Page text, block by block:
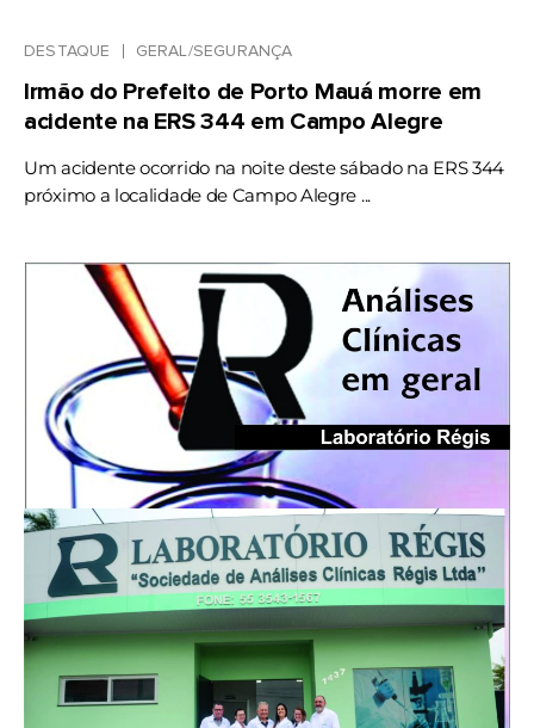
DESTAQUE GERAL/SEGURANÇA
Irmão do Prefeito de Porto Mauá morre em
acidente na ERS 344 em Campo Alegre
Um acidente ocorrido na noite deste sábado na ERS 344
próximo a localidade de Campo Alegre ...